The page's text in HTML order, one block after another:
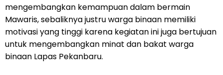
mengembangkan kemampuan dalam bermain
Mawaris, sebaliknya justru warga binaan memiliki
motivasi yang tinggi karena kegiatan ini juga bertujuan
untuk mengembangkan minat dan bakat warga
binaan Lapas Pekanbaru.